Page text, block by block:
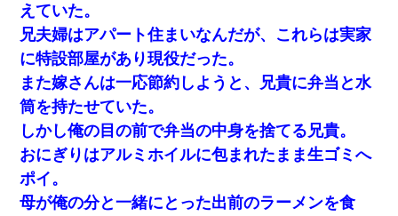
えていた。
兄夫婦はアパート住まいなんだが、これらは実家
に特設部屋があり現役だった。
また嫁さんは一応節約しようと、兄貴に弁当と水
筒を持たせていた。
しかし俺の目の前で弁当の中身を捨てる兄貴。
おにぎりはアルミホイルに包まれたまま生ゴミへ
ポイ。
母が俺の分と一緒にとった出前のラーメンを食